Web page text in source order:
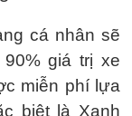
cá nhân sẽ
giá trị xe
miễn phí lựa
biệt là Xanh